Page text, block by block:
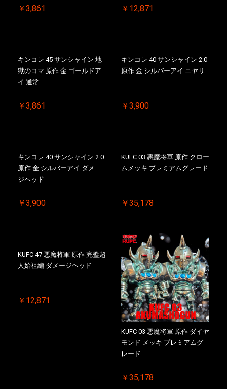
￥3,861 ￥12,871
キンコレ 45 サンシャイン 地
獄のコマ 原作 金 ゴールドア
イ 通常
￥3,861
キンコレ 40 サンシャイン 2.0
原作 金 シルバーアイ ニヤリ
￥3,900
キンコレ 40 サンシャイン 2.0
原作 金 シルバーアイ ダメ―
ジヘッド
￥3,900
KUFC 03 悪魔将軍 原作 クロー
ムメッキ プレミアムグレード
￥35,178
KUFC 47 悪魔将軍 原作 完璧超
人始祖編 ダメージヘッド
￥12,871
KUFC 03 悪魔将軍 原作 ダイヤ
モンド メッキ プレミアムグ
レード
￥35,178